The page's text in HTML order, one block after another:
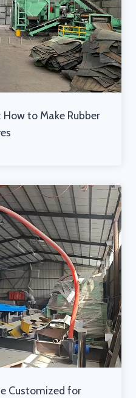
How to Make Rubber
Customized for